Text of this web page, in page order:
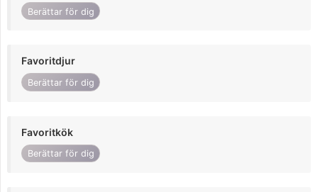
Berättar för dig
Favoritdjur
Berättar för dig
Favoritkök
Berättar för dig